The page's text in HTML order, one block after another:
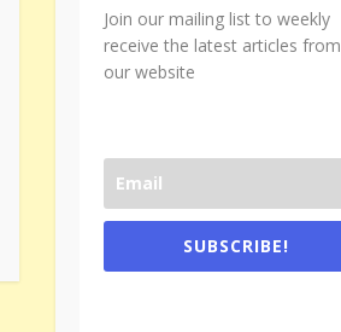
Join our mailing list to weekly
receive the latest articles from
our website
SUBSCRIBE!